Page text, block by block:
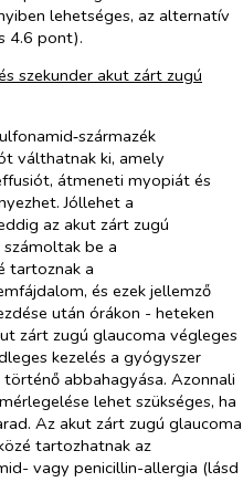
lehetséges, az alternatív
4.6 pont).
szekunder akut zárt zugú
válthatnak ki, amely
átmeneti myopiát és
Jóllehet a
az akut zárt zugú
be a
tartoznak a
és ezek jellemző
után órákon - heteken
zárt zugú glaucoma végleges
kezelés a gyógyszer
abbahagyása. Azonnali
lehet szükséges, ha
Az akut zárt zugú glaucoma
tartozhatnak az
vagy penicillin-allergia (lásd